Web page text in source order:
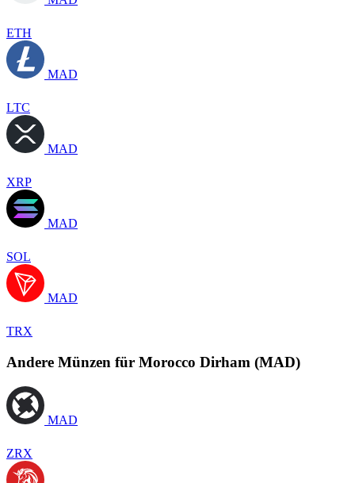
ETH
MAD
LTC
MAD
XRP
MAD
SOL
MAD
TRX
Andere Münzen für Morocco Dirham (MAD)
MAD
ZRX